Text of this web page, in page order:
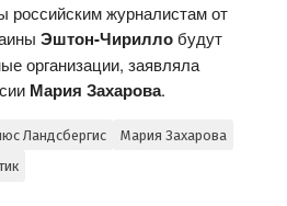
российским журналистам от
Эштон-Чириллобудут
организации, заявляла
Мария Захарова.
Ландсбергис
Мария Захарова